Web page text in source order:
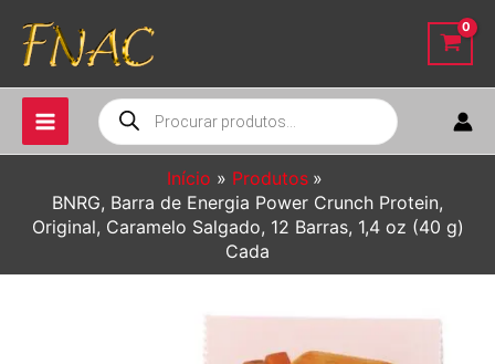
para
conteúdo
Pesquisar
produtos
Início
Produtos
BNRG, Barra de Energia Power Crunch Protein,
Original, Caramelo Salgado, 12 Barras, 1,4 oz (40 g)
Cada